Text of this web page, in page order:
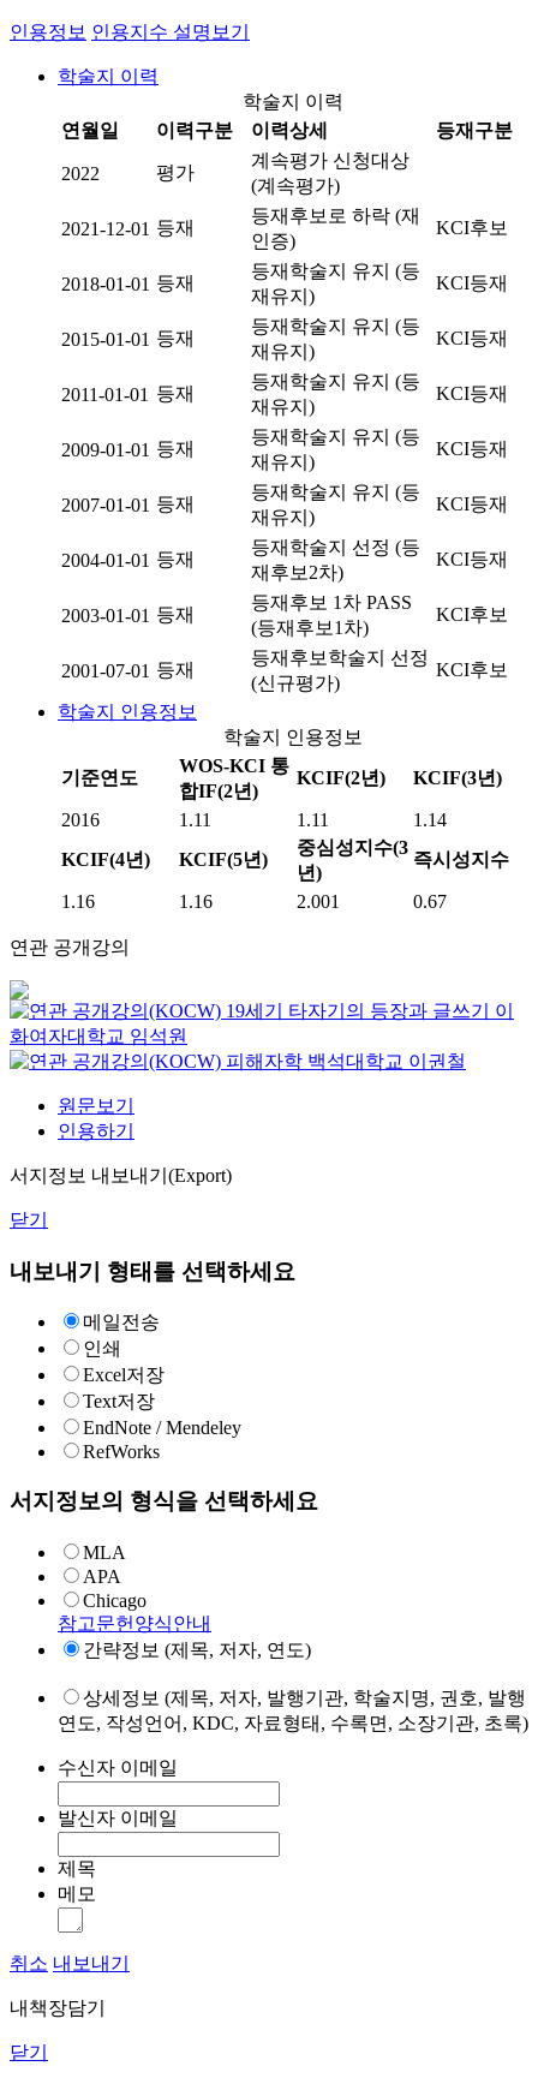
인용정보 인용지수 설명보기
학술지 이력
학술지 이력
연월일
이력구분 이력상세 등재구분
2022 평가
계속평가 신청대상
(계속평가)
2021-12-01 등재
등재후보로 하락 (재
인증)
KCI후보
2018-01-01 등재
등재학술지 유지 (등
재유지)
KCI등재
2015-01-01 등재
등재학술지 유지 (등
재유지)
KCI등재
2011-01-01 등재
등재학술지 유지 (등
재유지)
KCI등재
2009-01-01 등재
등재학술지 유지 (등
재유지)
KCI등재
2007-01-01 등재
등재학술지 유지 (등
재유지)
KCI등재
2004-01-01 등재
등재학술지 선정 (등
재후보2차)
KCI등재
2003-01-01 등재
등재후보 1차 PASS
(등재후보1차)
KCI후보
2001-07-01 등재
등재후보학술지 선정
(신규평가)
KCI후보
학술지 인용정보
학술지 인용정보
기준연도
WOS-KCI 통
합IF(2년)
KCIF(2년) KCIF(3년)
2016 1.11 1.11
1.14
KCIF(4년)
KCIF(5년)
중심성지수(3
년)
즉시성지수
1.16 1.16 2.001 0.67
연관 공개강의
19세기 타자기의 등장과 글쓰기
이
화여자대학교 임석원
피해자학 백석대학교 이권철
원문보기
인용하기
서지정보 내보내기(Export)
닫기
내보내기 형태를 선택하세요
메일전송
인쇄
Excel저장
Text저장
EndNote / Mendeley
RefWorks
서지정보의 형식을 선택하세요
MLA
APA
Chicago
참고문헌양식안내
간략정보 (제목, 저자, 연도)
상세정보 (제목, 저자, 발행기관, 학술지명, 권호, 발행
연도, 작성언어, KDC, 자료형태, 수록면, 소장기관, 초록)
수신자 이메일
발신자 이메일
제목
메모
취소 내보내기
내책장담기
닫기